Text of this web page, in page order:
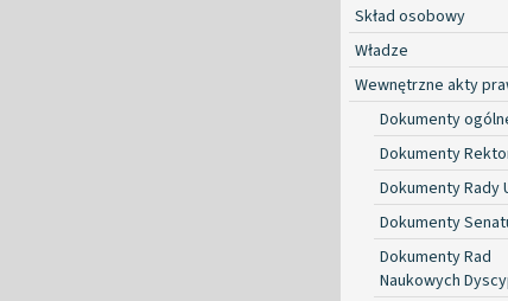
Skład osobowy
Władze
Wewnętrzne akty
Dokumenty
Dokumenty
Dokumenty Rady
Dokumenty
Dokumenty Rad
Naukowych